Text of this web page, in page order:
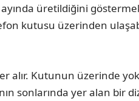
ayında üretildiğini
kutusu üzerinden
alır. Kutunun üzerinde
sonlarında yer alan bir